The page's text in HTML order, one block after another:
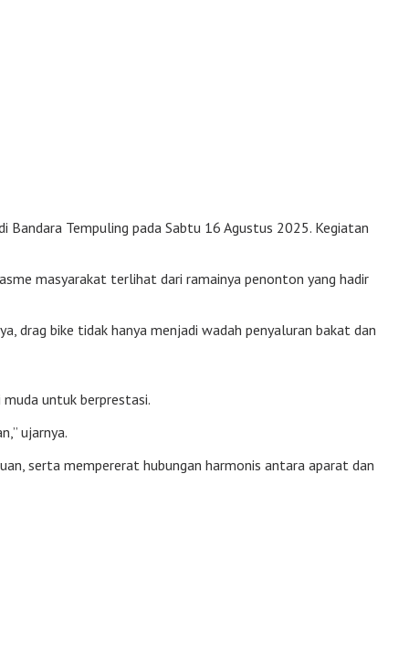
Bandara Tempuling pada Sabtu 16 Agustus 2025. Kegiatan
masyarakat terlihat dari ramainya penonton yang hadir
drag bike tidak hanya menjadi wadah penyaluran bakat dan
untuk berprestasi.
ujarnya.
serta mempererat hubungan harmonis antara aparat dan